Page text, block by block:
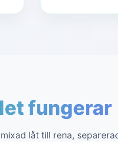
fungerar
låt till rena,